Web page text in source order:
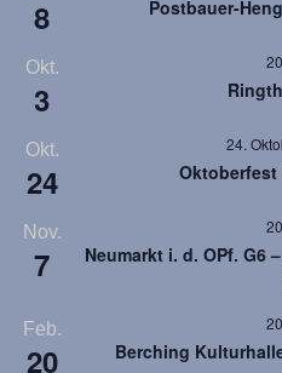
8 Postbauer-
Okt.
3
Okt.
24
24.
Nov.
7
Neumarkt i. d. OPf. G6
Feb.
20 Berching